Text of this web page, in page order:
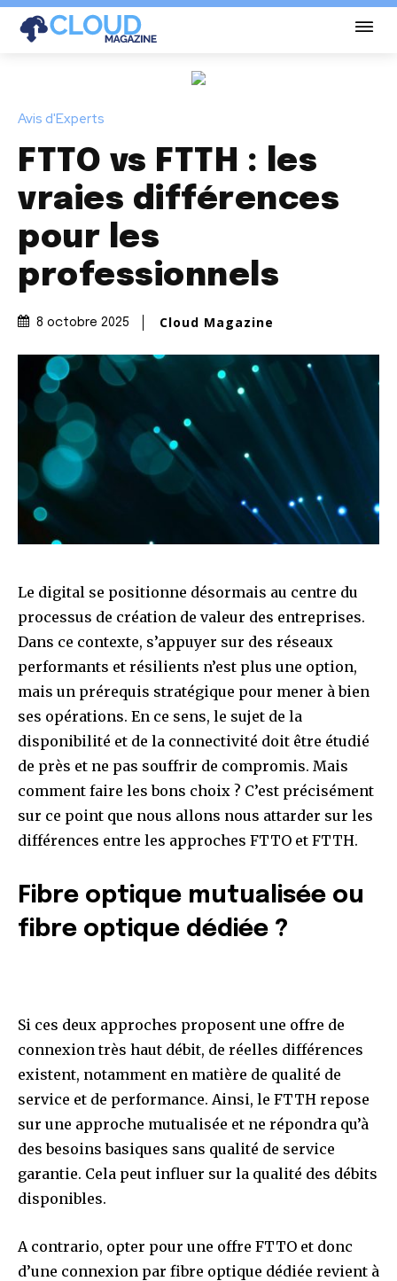
Avis d'Experts
FTTO vs FTTH : les
vraies différences
pour les
professionnels
8 octobre 2025 Cloud Magazine
Le digital se positionne désormais au centre du
processus de création de valeur des entreprises.
Dans ce contexte, s’appuyer sur des réseaux
performants et résilients n’est plus une option,
mais un prérequis stratégique pour mener à bien
ses opérations. En ce sens, le sujet de la
disponibilité et de la connectivité doit être étudié
de près et ne pas souffrir de compromis. Mais
comment faire les bons choix ? C’est précisément
sur ce point que nous allons nous attarder sur les
différences entre les approches FTTO et FTTH.
Fibre optique mutualisée ou
fibre optique dédiée ?
Si ces deux approches proposent une offre de
connexion très haut débit, de réelles différences
existent, notamment en matière de qualité de
service et de performance. Ainsi, le FTTH repose
sur une approche mutualisée et ne répondra qu’à
des besoins basiques sans qualité de service
garantie. Cela peut influer sur la qualité des débits
disponibles.
A contrario, opter pour une offre FTTO et donc
d’une connexion par fibre optique dédiée revient à